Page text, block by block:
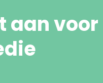
aan voor